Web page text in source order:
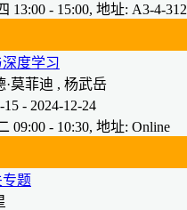
13:00 - 15:00, 地址: A3-4-312
度学习
·莫菲迪 , 杨武岳
15 - 2024-12-24
09:00 - 10:30, 地址: Online
题